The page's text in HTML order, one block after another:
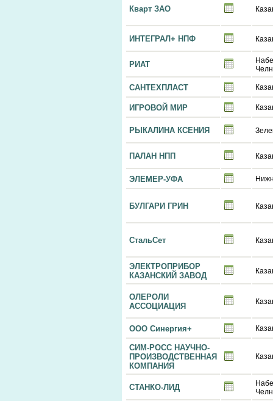
Кварт ЗАО
ИНТЕГРАЛ+ НПФ
РИАТ
САНТЕХПЛАСТ
ИГРОВОЙ МИР
РЫКАЛИНА КСЕНИЯ
ПАЛАН НПП
ЭЛЕМЕР-УФА
БУЛГАРИ ГРИН
СтальСет
ЭЛЕКТРОПРИБОР
КАЗАНСКИЙ ЗАВОД
ОЛЕРОЛИ
АССОЦИАЦИЯ
ООО Синергия+
СИМ-РОСС НАУЧНО-
ПРОИЗВОДСТВЕННАЯ
КОМПАНИЯ
СТАНКО-ЛИД